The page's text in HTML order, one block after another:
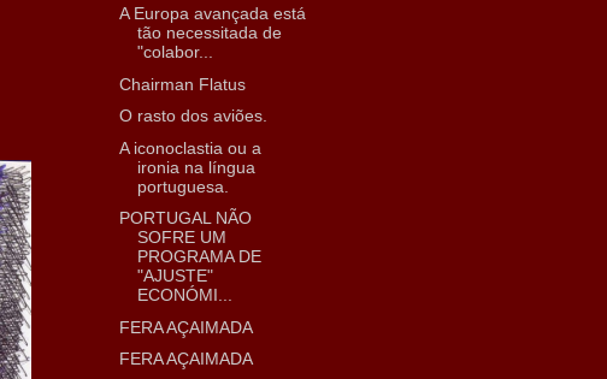
A Europa avançada está
tão necessitada de
"colabor...
Chairman Flatus
O rasto dos aviões.
A iconoclastia ou a
ironia na língua
portuguesa.
PORTUGAL NÃO
SOFRE UM
PROGRAMA DE
"AJUSTE"
ECONÓMI...
FERA AÇAIMADA
FERA AÇAIMADA